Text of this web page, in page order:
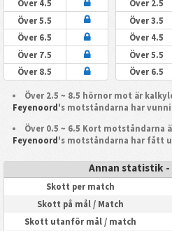
Över 4.5
Över 5.5
Över 6.5
Över 7.5
Över 8.5
Över 2.5
Över 3.5
Över 4.5
Över 5.5
Över 6.5
Över 2.5 ~ 8.5 hörnor mot är
Feyenoord 's motståndarna har
Över 0.5 ~ 6.5 Kort motståndarna
Feyenoord's motståndarna har fått
Annan statistik -
Skott per match
Skott på mål / Match
Skott utanför mål / match